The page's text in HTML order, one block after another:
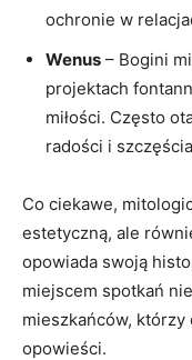
ochronie w
Wenus – Bogini
projektach
miłości. Często
radości i
Co ciekawe,
estetyczną, ale
opowiada swoją
miejscem spotkań
mieszkańców,
opowieści.